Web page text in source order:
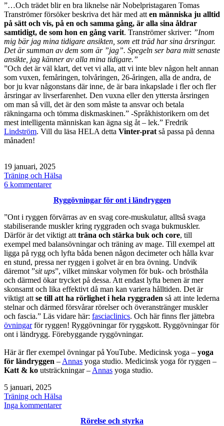
”…Och trädet blir en bra liknelse när Nobelpristagaren Tomas
Tranströmer försöker beskriva det här med att en människa ju alltid
på sätt och vis, på en och samma gång, är alla sina åldrar
samtidigt, de som hon en gång varit. Tranströmer skriver: ”Inom
mig bär jag mina tidigare ansikten, som ett träd har sina årsringar.
Det är summan av dem som är ”jag”. Spegeln ser bara mitt senaste
ansikte, jag känner av alla mina tidigare.”
”Och det är väl klart, det vet vi alla, att vi inte blev någon helt annan
som vuxen, femåringen, tolvåringen, 26-åringen, alla de andra, de
bor ju kvar någonstans där inne, de är bara inkapslade i fler och fler
årsringar av livserfarenhet. Den vuxna eller den yttersta årsringen
om man så vill, det är den som måste ta ansvar och betala
räkningarna och tömma diskmaskinen.” -Språkhistorikern om det
mest intelligenta människan kan ägna sig åt – lek.” Fredrik
Lindström. Vill du läsa HELA detta Vinter-prat så passa på denna
månaden!
Publicerat
den
19 januari, 2025
Kategoriserat
som
Träning och Hälsa
6 kommentarertill
är
att
fortsätta
leka!
Ryggövningar för ont i ländryggen
”Ont i ryggen förvärras av en svag core-muskulatur, alltså svaga
stabiliserande muskler kring ryggraden och svaga bukmuskler.
Därför är det viktigt att träna och stärka buk och core, till
exempel med balansövningar och träning av mage. Till exempel att
ligga på rygg och lyfta båda benen någon decimeter och hålla kvar
en stund, pressa ner ryggen i golvet är en bra övning. Undvik
däremot ”sit ups”, vilket minskar volymen för buk- och brösthåla
och därmed ökar trycket på dessa. Att endast lyfta benen är mer
skonsamt och lika effektivt då man kan variera hålltiden. Det är
viktigt att se till att ha rörlighet i hela ryggraden så att inte lederna
stelnar och därmed försvårar rörelser och överanstränger muskler
och fascia.” Läs vidare här: fasciaclinics. Och här finns fler jättebra
övningarför ryggen! Ryggövningar för ryggskott. Ryggövningar för
ont i ländrygg. Förebyggande ryggövningar.
Här är fler exempel övningar på YouTube. Medicinsk yoga – yoga
för ländryggen – Annas yoga studio. Medicinsk yoga för ryggen –
Katt & ko utsträckningar – Annas yoga studio.
Publicerat
den
5 januari, 2025
Kategoriserat
som
Träning och Hälsa
Inga kommentarertill
Rörelse och styrka